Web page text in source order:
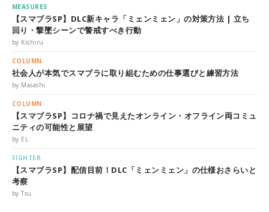
MEASURES
【スマブラSP】DLC新キャラ「ミェンミェン」の対策方法 | 立ち
回り・撃墜シーンで警戒すべき行動
by Kishiru
COLUMN
社会人が本気でスマブラに取り組むための仕事選びと練習方法
by Masashi
COLUMN
【スマブラSP】コロナ禍で見えたオンライン・オフライン両コミュ
ニティの可能性と展望
by EL
FIGHTER
【スマブラSP】配信目前！DLC「ミェンミェン」の仕様おさらいと
考察
by Tsu